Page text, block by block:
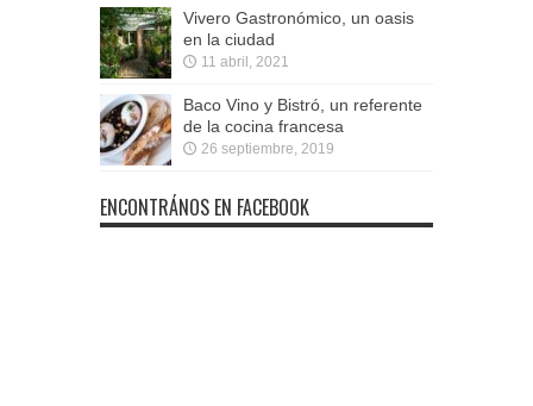
Vivero Gastronómico, un oasis
en la ciudad
11 abril, 2021
Baco Vino y Bistró, un referente
de la cocina francesa
26 septiembre, 2019
ENCONTRÁNOS EN FACEBOOK